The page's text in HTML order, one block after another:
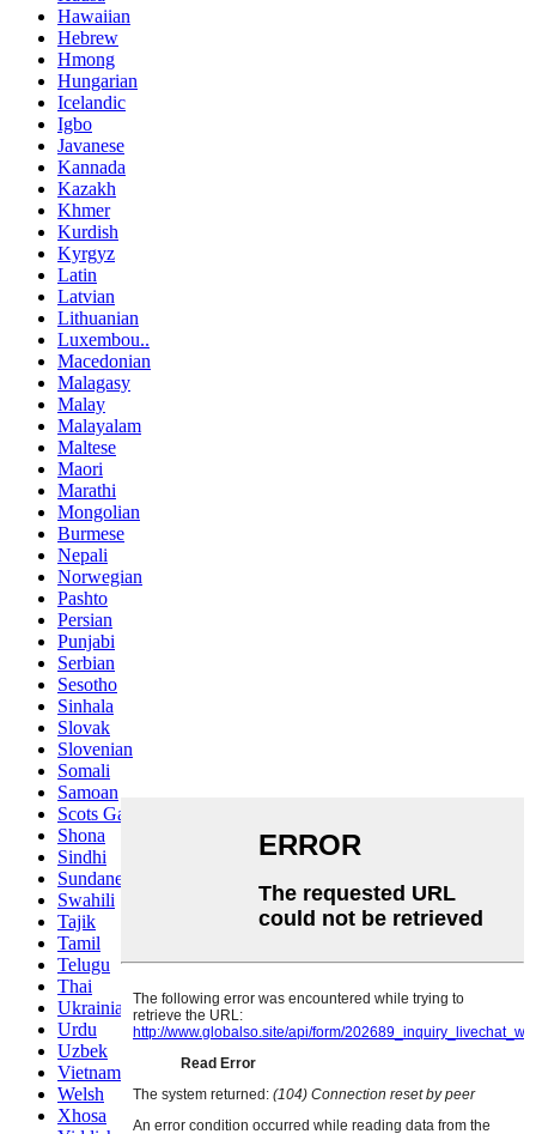
Hawaiian
Hebrew
Hmong
Hungarian
Icelandic
Igbo
Javanese
Kannada
Kazakh
Khmer
Kurdish
Kyrgyz
Latin
Latvian
Lithuanian
Luxembou..
Macedonian
Malagasy
Malay
Malayalam
Maltese
Maori
Marathi
Mongolian
Burmese
Nepali
Norwegian
Pashto
Persian
Punjabi
Serbian
Sesotho
Sinhala
Slovak
Slovenian
Somali
Samoan
Scots Gaelic
Shona
Sindhi
Sundanese
Swahili
Tajik
Tamil
Telugu
Thai
Ukrainian
Urdu
Uzbek
Vietnamese
Welsh
Xhosa